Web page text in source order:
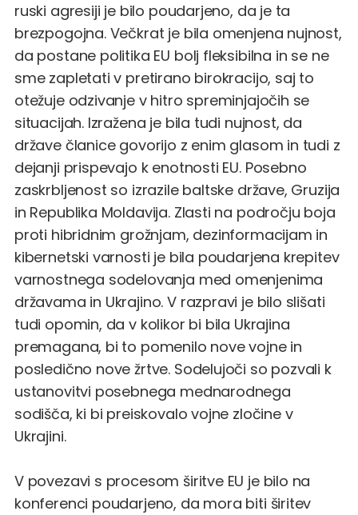
ruski agresiji je bilo poudarjeno, da je ta
brezpogojna. Večkrat je bila omenjena nujnost,
da postane politika EU bolj fleksibilna in se ne
sme zapletati v pretirano birokracijo, saj to
otežuje odzivanje v hitro spreminjajočih se
situacijah. Izražena je bila tudi nujnost, da
države članice govorijo z enim glasom in tudi z
dejanji prispevajo k enotnosti EU. Posebno
zaskrbljenost so izrazile baltske države, Gruzija
in Republika Moldavija. Zlasti na področju boja
proti hibridnim grožnjam, dezinformacijam in
kibernetski varnosti je bila poudarjena krepitev
varnostnega sodelovanja med omenjenima
državama in Ukrajino. V razpravi je bilo slišati
tudi opomin, da v kolikor bi bila Ukrajina
premagana, bi to pomenilo nove vojne in
posledično nove žrtve. Sodelujoči so pozvali k
ustanovitvi posebnega mednarodnega
sodišča, ki bi preiskovalo vojne zločine v
Ukrajini.
V povezavi s procesom širitve EU je bilo na
konferenci poudarjeno, da mora biti širitev